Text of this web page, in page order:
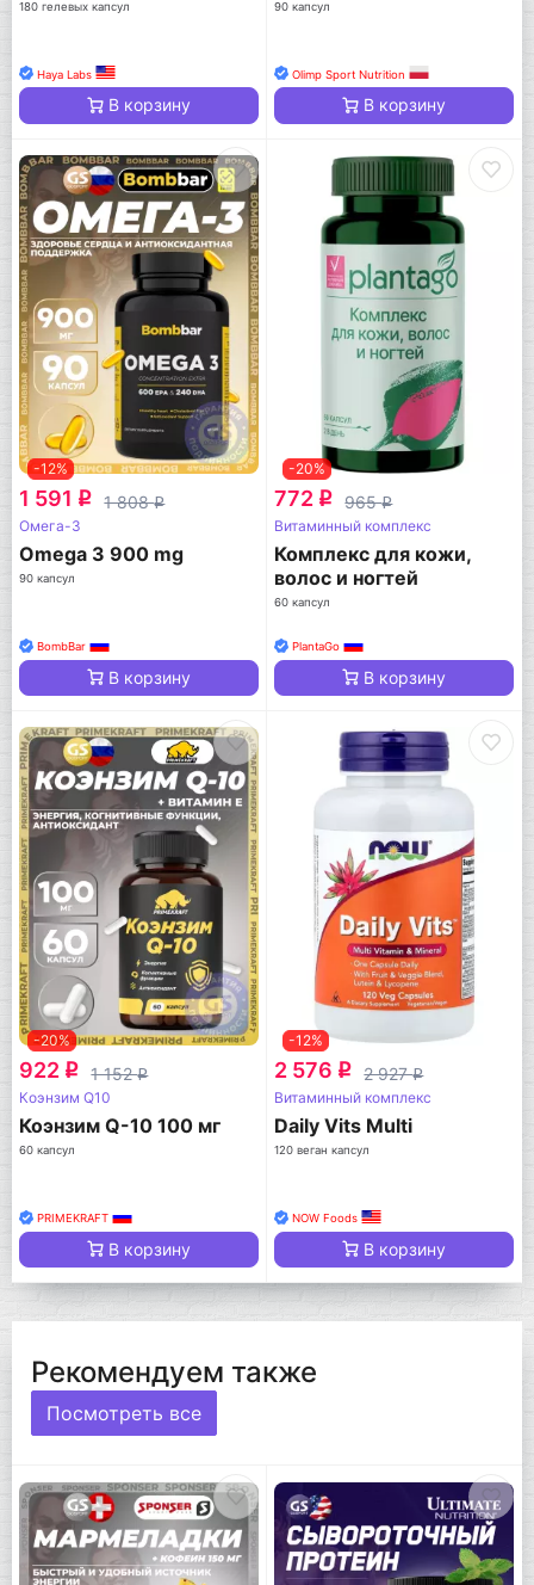
180 гелевых капсул
Haya Labs
В корзину
90 капсул
Olimp Sport Nutrition
В корзину
-12%
1 591 q 1 808q
Омега-3
Omega 3 900 mg
90 капсул
BombBar
В корзину
-20%
772 q 965q
Витаминный комплекс
Комплекс для кожи,
волос и ногтей
60 капсул
PlantaGo
В корзину
-20%
922 q 1 152q
Коэнзим Q10
Коэнзим Q-10 100 мг
60 капсул
PRIMEKRAFT
В корзину
-12%
2 576 q 2 927q
Витаминный комплекс
Daily Vits Multi
120 веган капсул
NOW Foods
В корзину
Рекомендуем также
Посмотреть все